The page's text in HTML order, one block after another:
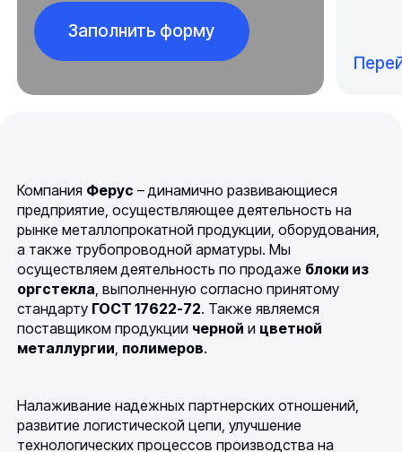
Заполнить форму
Компания Ферус – динамично развивающиеся
предприятие, осуществляющее деятельность на
рынке металлопрокатной продукции, оборудования,
а также трубопроводной арматуры. Мы
осуществляем деятельность по продаже блоки из
оргстекла, выполненную согласно принятому
стандарту ГОСТ 17622-72. Также являемся
поставщиком продукции черной и цветной
металлургии, полимеров.
Налаживание надежных партнерских отношений,
развитие логистической цепи, улучшение
технологических процессов производства на